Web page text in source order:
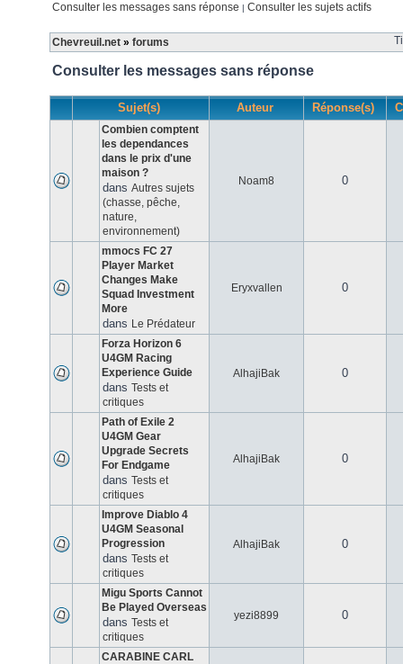
Consulter les messages sans réponse | Consulter les sujets actifs
Chevreuil.net » forums
Consulter les messages sans réponse
Sujet(s) Auteur Réponse(s)
Combien comptent
les dependances
dans le prix d'une
maison ?
dans Autres sujets
(chasse, pêche,
nature,
environnement)
Noam8 0
mmocs FC 27
Player Market
Changes Make
Squad Investment
More
dans Le Prédateur
Eryxvallen 0
Forza Horizon 6
U4GM Racing
Experience Guide
dans Tests et
critiques
AlhajiBak 0
Path of Exile 2
U4GM Gear
Upgrade Secrets
For Endgame
dans Tests et
critiques
AlhajiBak 0
Improve Diablo 4
U4GM Seasonal
Progression
dans Tests et
critiques
AlhajiBak 0
Migu Sports Cannot
Be Played Overseas
dans Tests et
critiques
yezi8899 0
CARABINE CARL